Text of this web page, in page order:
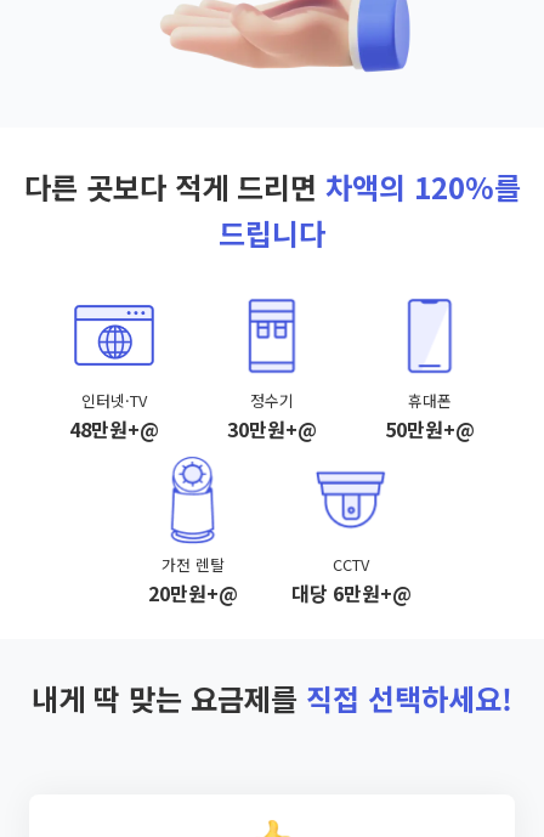
다른 곳보다 적게 드리면 차액의 120%를
드립니다
인터넷·TV
48만원+@
정수기
30만원+@
휴대폰
50만원+@
가전 렌탈
20만원+@
CCTV
대당 6만원+@
내게 딱 맞는 요금제를 직접 선택하세요!